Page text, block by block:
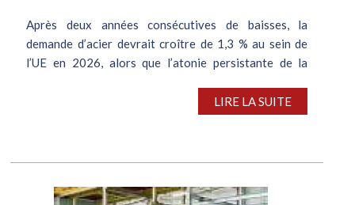
Après deux années consécutives de baisses, la
demande d’acier devrait croître de 1,3 % au sein de
l’UE en 2026, alors que l’atonie persistante de la
LIRE LA SUITE